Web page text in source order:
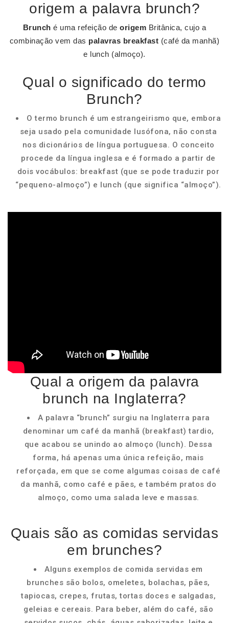
origem a palavra brunch?
Brunch é uma refeição deorigem Britânica, cujo a
combinação vem das palavras breakfast (café da manhã)
e lunch (almoço).
Qual o significado do termo
Brunch?
O termo brunch é um estrangeirismo que, embora
seja usado pela comunidade lusófona, não consta
nos dicionários de língua portuguesa. O conceito
procede da língua inglesa e é formado a partir de
dois vocábulos: breakfast (que se pode traduzir por
“pequeno-almoço”) e lunch (que significa “almoço”).
Qual a origem da palavra
brunch na Inglaterra?
A palavra “brunch” surgiu na Inglaterra para
denominar um café da manhã (breakfast) tardio,
que acabou se unindo ao almoço (lunch). Dessa
forma, há apenas uma única refeição, mais
reforçada, em que se come algumas coisas de café
da manhã, como café e pães, e também pratos do
almoço, como uma salada leve e massas.
Quais são as comidas servidas
em brunches?
Alguns exemplos de comida servidas em
brunches são bolos, omeletes, bolachas, pães,
tapiocas, crepes, frutas, tortas doces e salgadas,
geleias e cereais. Para beber, além do café, são